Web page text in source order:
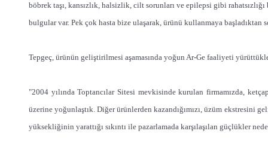
böbrek taşı, kansızlık, halsizlik, cilt sorunları ve epilepsi gibi
bulgular var. Pek çok hasta bize ulaşarak, ürünü kullanmaya
Tepgeç, ürünün geliştirilmesi aşamasında yoğun Ar-Ge faaliyeti
"2004 yılında Toptancılar Sitesi mevkisinde kurulan firmamızda,
üzerine yoğunlaştık. Diğer ürünlerden kazandığımızı, üzüm ekstresini
yüksekliğinin yarattığı sıkıntı ile pazarlamada karşılaşılan güçlükler